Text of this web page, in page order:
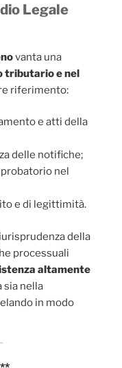
Legale
vanta una
tributario e nel
riferimento:
e atti della
delle notifiche;
nel
e di legittimità.
della
processuali
altamente
sia nella
in modo